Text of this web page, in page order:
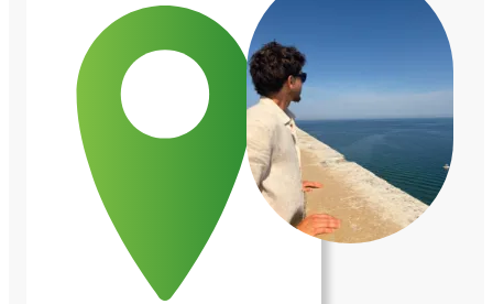
mes services au quotidien. Que ce soit
pour du soutien scolaire, de l'assistance en
informatique, des cours de langues ou
encore pour des petits travaux et l'entretien
du logement, je suis là pour aider. En
dehors de mes études, je suis passionné de
sport et j'apprécie les échanges
enrichissants. Je veille toujours à respecter
l'espace et le rythme de mon hôte.
N'hésitez pas à me contacter pour discuter
de cette belle opportunité d'échange !